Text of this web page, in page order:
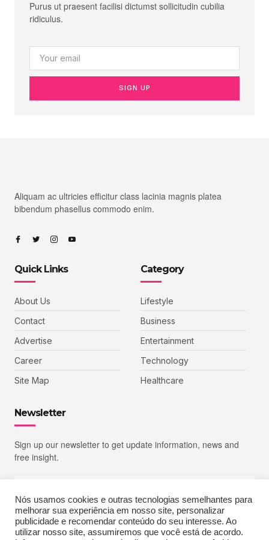
Purus ut praesent facilisi dictumst sollicitudin cubilia
ridiculus.
SIGN UP
Aliquam ac ultricies efficitur class lacinia magnis platea
bibendum phasellus commodo enim.
Quick Links
About Us
Contact
Advertise
Career
Site Map
Category
Lifestyle
Business
Entertainment
Technology
Healthcare
Newsletter
Sign up our newsletter to get update information, news and
free insight.
SIGN UP
Nós usamos cookies e outras tecnologias semelhantes para
melhorar sua experiência em nosso site, personalizar
publicidade e recomendar conteúdo do seu interesse. Ao
utilizar nosso site, assumiremos que você está de acordo.